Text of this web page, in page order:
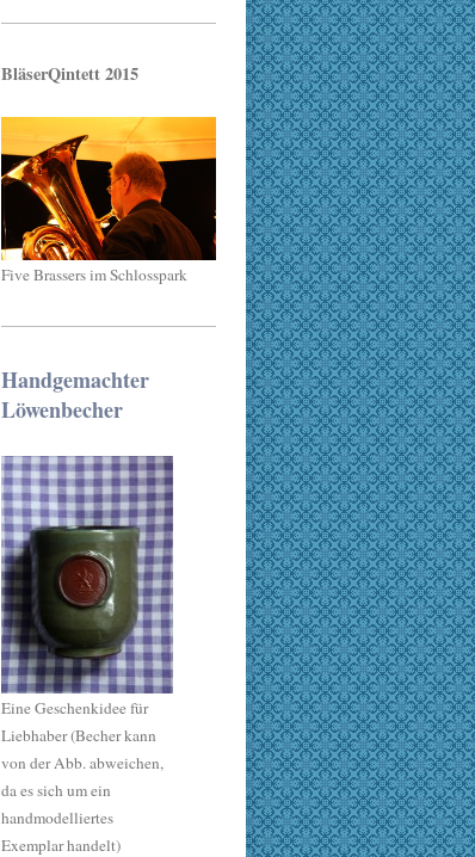
BläserQintett 2015
Five Brassers im Schlosspark
Handgemachter
Löwenbecher
Eine Geschenkidee für
Liebhaber (Becher kann
von der Abb. abweichen,
da es sich um ein
handmodelliertes
Exemplar handelt)